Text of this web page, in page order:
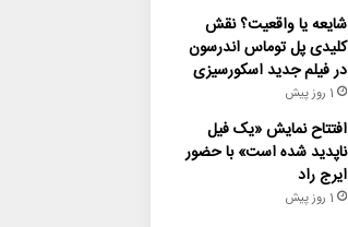
شایعه یا واقعیت؟ نقش
کلیدی پل توماس اندرسون
در فیلم جدید اسکورسیزی
1 روز پیش
افتتاح نمایش «یک فیل
ناپدید شده است» با حضور
ایرج راد
1 روز پیش